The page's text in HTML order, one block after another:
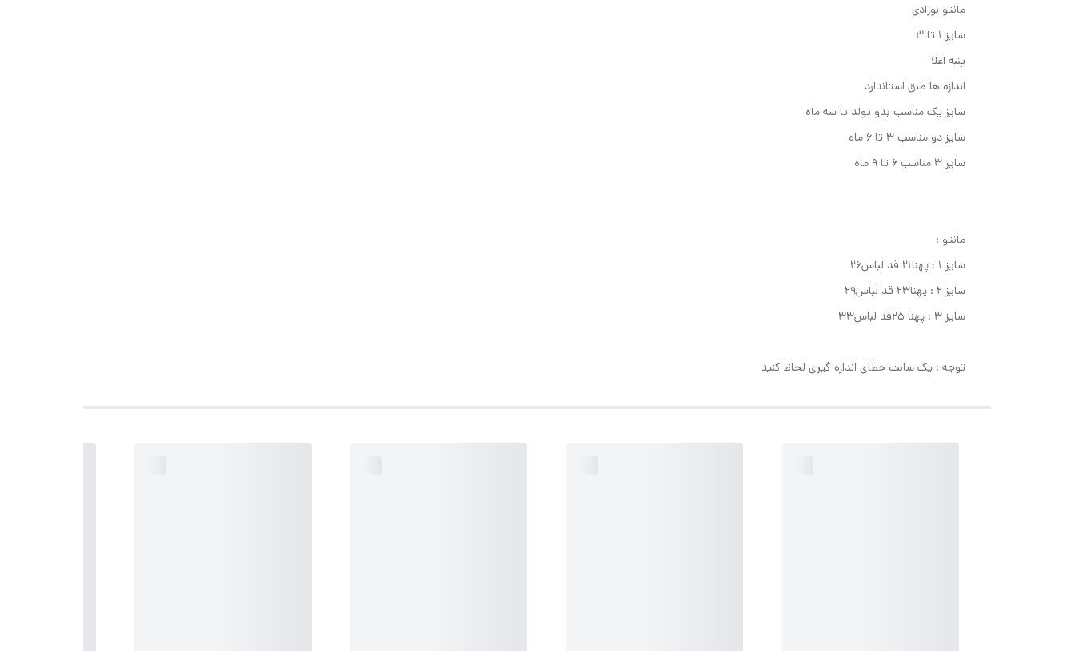
مانتو نوزادی
سایز ۱ تا ۳
پنبه اعلا
اندازه ها طبق استاندارد
سایز یک مناسب بدو تولد تا سه ماه
سایز دو مناسب ۳ تا ۶ ماه
سایز ۳ مناسب ۶ تا ۹ ماه
مانتو :
سایز ۱ : پهنا۲۱ قد لباس۲۶
سایز ۲ : پهنا۲۳ قد لباس۲۹
سایز ۳ : پهنا ۲۵قد لباس۳۳
توجه : یک سانت خطای اندازه گیری لحاظ کنید